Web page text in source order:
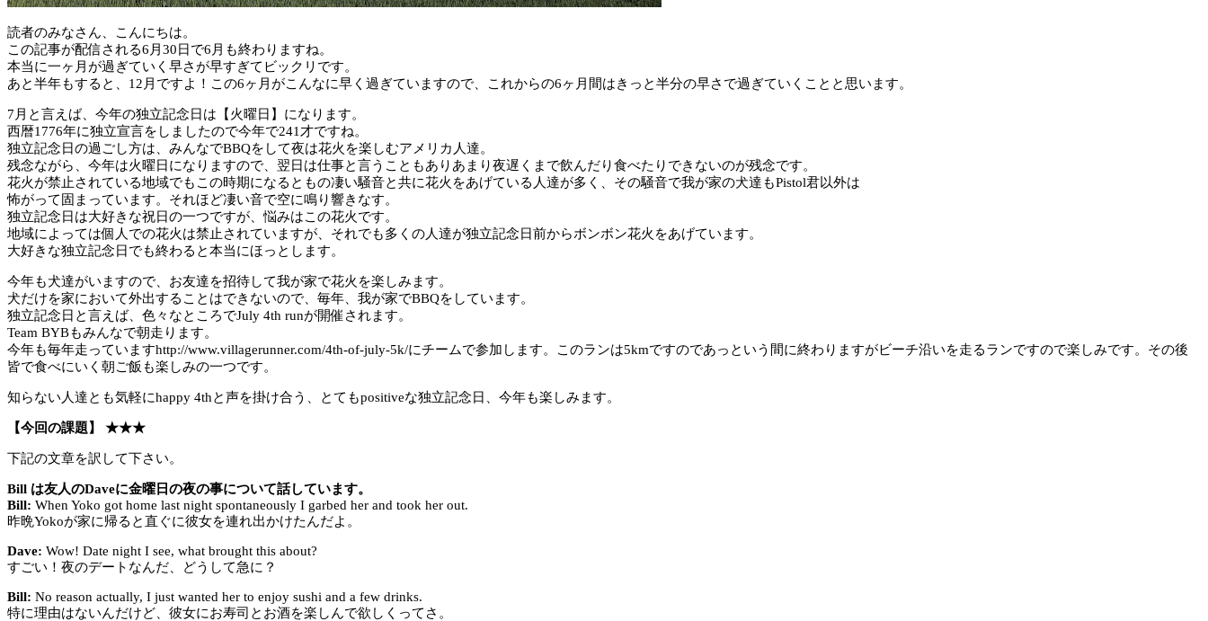
読者のみなさん、こんにちは。
この記事が配信される6月30日で6月も終わりますね。
本当に一ヶ月が過ぎていく早さが早すぎてビックリです。
あと半年もすると、12月ですよ！この6ヶ月がこんなに早く過ぎていますので、これからの6ヶ月間はきっと半分の早さで過ぎていくことと思います。
7月と言えば、今年の独立記念日は【火曜日】になります。
西暦1776年に独立宣言をしましたので今年で241才ですね。
独立記念日の過ごし方は、みんなでBBQをして夜は花火を楽しむアメリカ人達。
残念ながら、今年は火曜日になりますので、翌日は仕事と言うこともありあまり夜遅くまで飲んだり食べたりできないのが残念です。
花火が禁止されている地域でもこの時期になるともの凄い騒音と共に花火をあげている人達が多く、その騒音で我が家の犬達もPistol君以外は
怖がって固まっています。それほど凄い音で空に鳴り響きなす。
独立記念日は大好きな祝日の一つですが、悩みはこの花火です。
地域によっては個人での花火は禁止されていますが、それでも多くの人達が独立記念日前からボンボン花火をあげています。
大好きな独立記念日でも終わると本当にほっとします。
今年も犬達がいますので、お友達を招待して我が家で花火を楽しみます。
犬だけを家において外出することはできないので、毎年、我が家でBBQをしています。
独立記念日と言えば、色々なところでJuly 4th runが開催されます。
Team BYBもみんなで朝走ります。
今年も毎年走っていますhttp://www.villagerunner.com/4th-of-july-5k/にチームで参加します。このランは5kmですのであっという間に終わりますがビーチ沿いを走るランですので楽しみです。その後
皆で食べにいく朝ご飯も楽しみの一つです。
知らない人達とも気軽にhappy 4thと声を掛け合う、とてもpositiveな独立記念日、今年も楽しみます。
【今回の課題】 ★★★
下記の文章を訳して下さい。
Bill は友人のDaveに金曜日の夜の事について話しています。
Bill: When Yoko got home last night spontaneously I garbed her and took her out.
昨晩Yokoが家に帰ると直ぐに彼女を連れ出かけたんだよ。
Dave: Wow! Date night I see, what brought this about?
すごい！夜のデートなんだ、どうして急に？
Bill: No reason actually, I just wanted her to enjoy sushi and a few drinks.
特に理由はないんだけど、彼女にお寿司とお酒を楽しんで欲しくってさ。